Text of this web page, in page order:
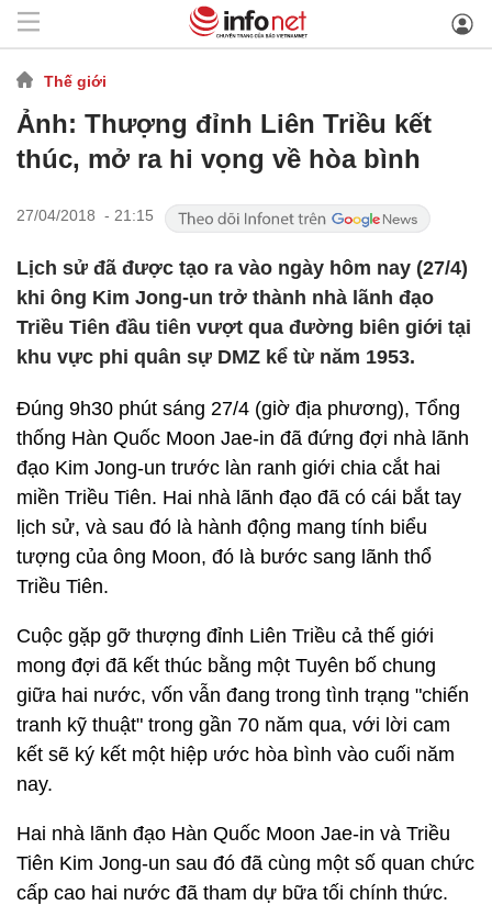
Thế giới
Ảnh: Thượng đỉnh Liên Triều kết
thúc, mở ra hi vọng về hòa bình
27/04/2018 - 21:15
Lịch sử đã được tạo ra vào ngày hôm nay (27/4)
khi ông Kim Jong-un trở thành nhà lãnh đạo
Triều Tiên đầu tiên vượt qua đường biên giới tại
khu vực phi quân sự DMZ kể từ năm 1953.
Đúng 9h30 phút sáng 27/4 (giờ địa phương), Tổng
thống Hàn Quốc Moon Jae-in đã đứng đợi nhà lãnh
đạo Kim Jong-un trước làn ranh giới chia cắt hai
miền Triều Tiên. Hai nhà lãnh đạo đã có cái bắt tay
lịch sử, và sau đó là hành động mang tính biểu
tượng của ông Moon, đó là bước sang lãnh thổ
Triều Tiên.
Cuộc gặp gỡ thượng đỉnh Liên Triều cả thế giới
mong đợi đã kết thúc bằng một Tuyên bố chung
giữa hai nước, vốn vẫn đang trong tình trạng "chiến
tranh kỹ thuật" trong gần 70 năm qua, với lời cam
kết sẽ ký kết một hiệp ước hòa bình vào cuối năm
nay.
Hai nhà lãnh đạo Hàn Quốc Moon Jae-in và Triều
Tiên Kim Jong-un sau đó đã cùng một số quan chức
cấp cao hai nước đã tham dự bữa tối chính thức.